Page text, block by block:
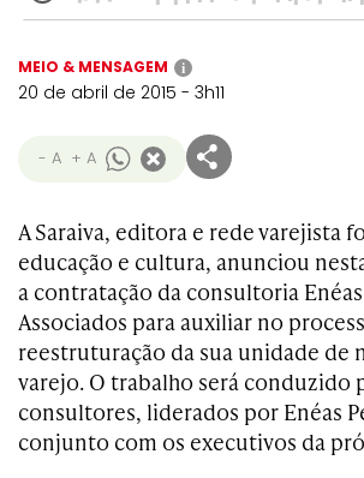
MEIO & MENSAGEM i
20 de abril de 2015 - 3h11
- A + A
A Saraiva, editora e rede varejista
educação e cultura, anunciou
a contratação da consultoria
Associados para auxiliar no
reestruturação da sua unidade de
varejo. O trabalho será conduzido
consultores, liderados por Enéas
conjunto com os executivos da